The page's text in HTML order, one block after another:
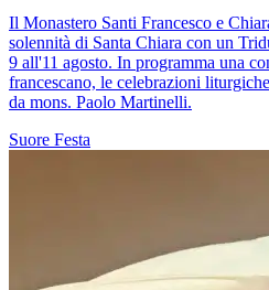
Il Monastero Santi Francesco e
solennità di Santa Chiara con un
9 all'11 agosto. In programma una
francescano, le celebrazioni
da mons. Paolo Martinelli.
Suore Festa